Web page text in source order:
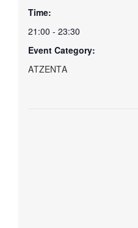
Time:
21:00 - 23:30
Event Category:
ΑΤΖΕΝΤΑ